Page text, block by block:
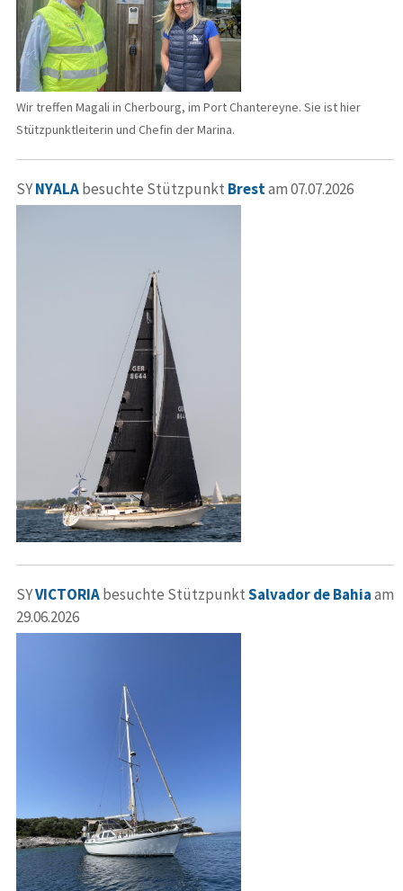
Wir treffen Magali in Cherbourg, im Port Chantereyne. Sie ist hier
Stützpunktleiterin und Chefin der Marina.
SYNYALAbesuchte Stützpunkt Brestam 07.07.2026
SYVICTORIAbesuchte StützpunktSalvador de Bahiaam
29.06.2026